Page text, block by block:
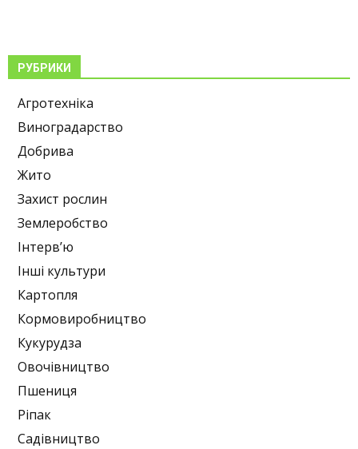
РУБРИКИ
Агротехніка
Виноградарство
Добрива
Жито
Захист рослин
Землеробство
Інтерв’ю
Інші культури
Картопля
Кормовиробництво
Кукурудза
Овочівництво
Пшениця
Ріпак
Садівництво